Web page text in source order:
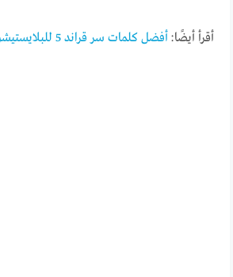
أقرأ أيضًا: أفضل كلمات سر قراند 5 للبلايستيشن والحاسوب